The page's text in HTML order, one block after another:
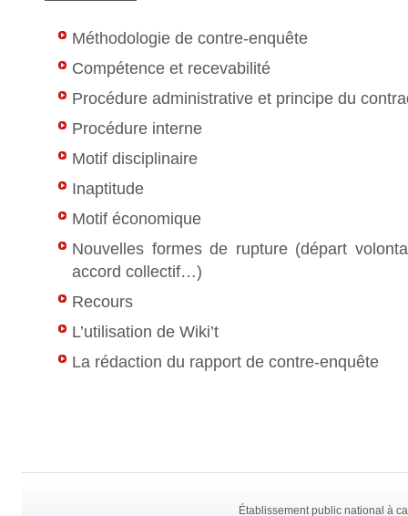
Méthodologie de contre-enquête
Compétence et recevabilité
Procédure administrative et principe du
Procédure interne
Motif disciplinaire
Inaptitude
Motif économique
Nouvelles formes de rupture (départ
accord collectif…)
Recours
L’utilisation de Wiki’t
La rédaction du rapport de contre-enquête
Établissement public national à